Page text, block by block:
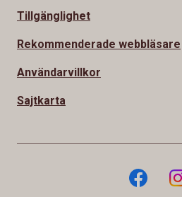
Tillgänglighet
Rekommenderade webbläsare
Användarvillkor
Sajtkarta